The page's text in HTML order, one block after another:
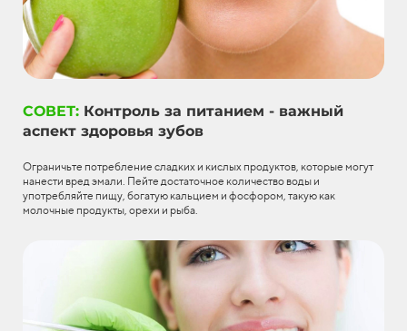
СОВЕТ: Контроль за питанием - важный
аспект здоровья зубов
Ограничьте потребление сладких и кислых продуктов, которые могут
нанести вред эмали. Пейте достаточное количество воды и
употребляйте пищу, богатую кальцием и фосфором, такую как
молочные продукты, орехи и рыба.